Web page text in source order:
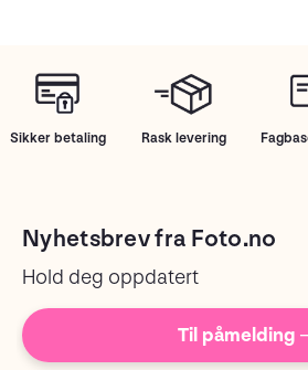
Sikker betaling Rask levering
Nyhetsbrev fra Foto.no
Hold deg oppdatert
Til påmelding